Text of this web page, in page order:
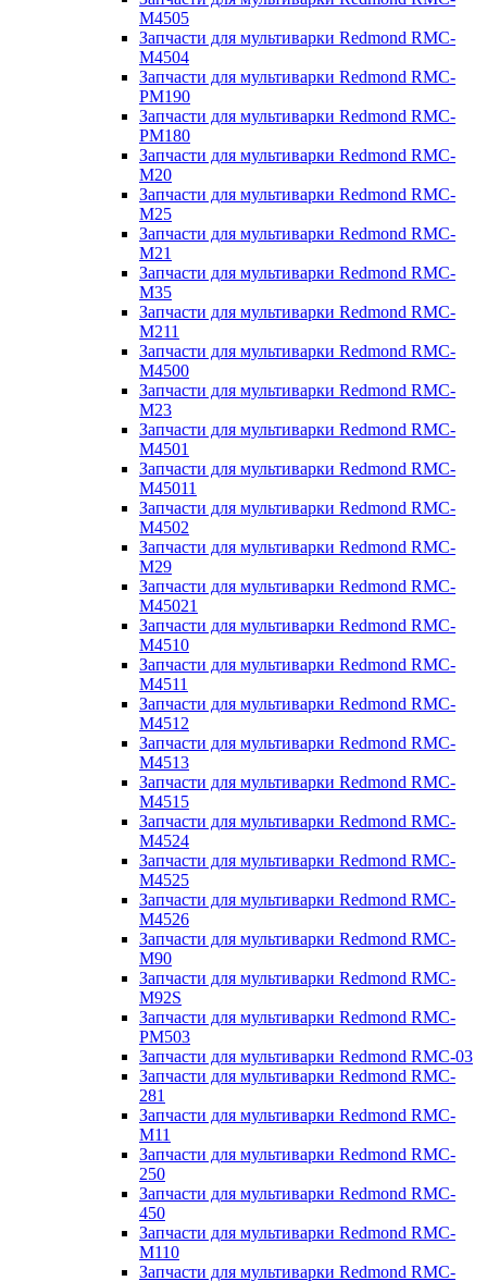
M4505
Запчасти для мультиварки Redmond RMC-
M4504
Запчасти для мультиварки Redmond RMC-
PM190
Запчасти для мультиварки Redmond RMC-
PM180
Запчасти для мультиварки Redmond RMC-
M20
Запчасти для мультиварки Redmond RMC-
M25
Запчасти для мультиварки Redmond RMC-
M21
Запчасти для мультиварки Redmond RMC-
M35
Запчасти для мультиварки Redmond RMC-
M211
Запчасти для мультиварки Redmond RMC-
M4500
Запчасти для мультиварки Redmond RMC-
M23
Запчасти для мультиварки Redmond RMC-
M4501
Запчасти для мультиварки Redmond RMC-
M45011
Запчасти для мультиварки Redmond RMC-
M4502
Запчасти для мультиварки Redmond RMC-
M29
Запчасти для мультиварки Redmond RMC-
M45021
Запчасти для мультиварки Redmond RMC-
M4510
Запчасти для мультиварки Redmond RMC-
M4511
Запчасти для мультиварки Redmond RMC-
M4512
Запчасти для мультиварки Redmond RMC-
M4513
Запчасти для мультиварки Redmond RMC-
M4515
Запчасти для мультиварки Redmond RMC-
M4524
Запчасти для мультиварки Redmond RMC-
M4525
Запчасти для мультиварки Redmond RMC-
M4526
Запчасти для мультиварки Redmond RMC-
M90
Запчасти для мультиварки Redmond RMC-
M92S
Запчасти для мультиварки Redmond RMC-
PM503
Запчасти для мультиварки Redmond RMC-03
Запчасти для мультиварки Redmond RMC-
281
Запчасти для мультиварки Redmond RMC-
M11
Запчасти для мультиварки Redmond RMC-
250
Запчасти для мультиварки Redmond RMC-
450
Запчасти для мультиварки Redmond RMC-
M110
Запчасти для мультиварки Redmond RMC-